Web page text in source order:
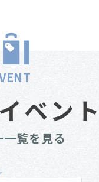
ベント
一覧を見る